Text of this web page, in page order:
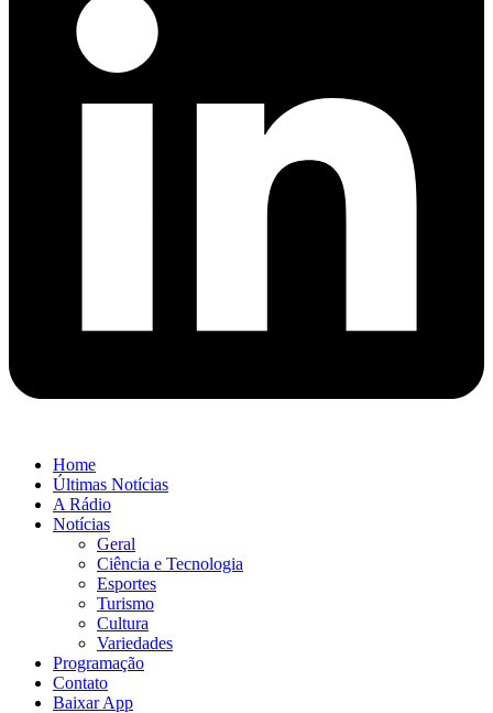
Home
Últimas Notícias
A Rádio
Notícias
Geral
Ciência e Tecnologia
Esportes
Turismo
Cultura
Variedades
Programação
Contato
Baixar App